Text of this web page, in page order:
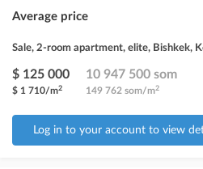
Average price
Sale, 2-room apartment, elite, Bishkek,
$ 125 000
$ 1 710/m2
10 947 500 som
149 762 som/m2
Log in to your account to view